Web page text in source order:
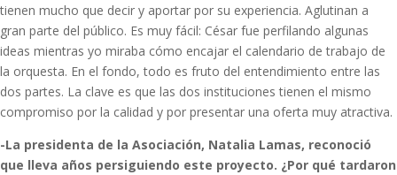
tienen mucho que decir y aportar por su experiencia. Aglutinan a
gran parte del público. Es muy fácil: César fue perfilando algunas
ideas mientras yo miraba cómo encajar el calendario de trabajo de
la orquesta. En el fondo, todo es fruto del entendimiento entre las
dos partes. La clave es que las dos instituciones tienen el mismo
compromiso por la calidad y por presentar una oferta muy atractiva.
-La presidenta de la Asociación, Natalia Lamas, reconoció
que lleva años persiguiendo este proyecto. ¿Por qué tardaron